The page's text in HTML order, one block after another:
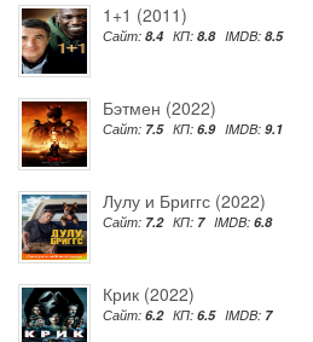
1+1 (2011)
Сайт: 8.4 КП: 8.8 IMDB: 8.5
Бэтмен (2022)
Сайт: 7.5 КП: 6.9 IMDB: 9.1
Лулу и Бриггс (2022)
Сайт: 7.2 КП: 7 IMDB: 6.8
Крик (2022)
Сайт: 6.2 КП: 6.5 IMDB: 7